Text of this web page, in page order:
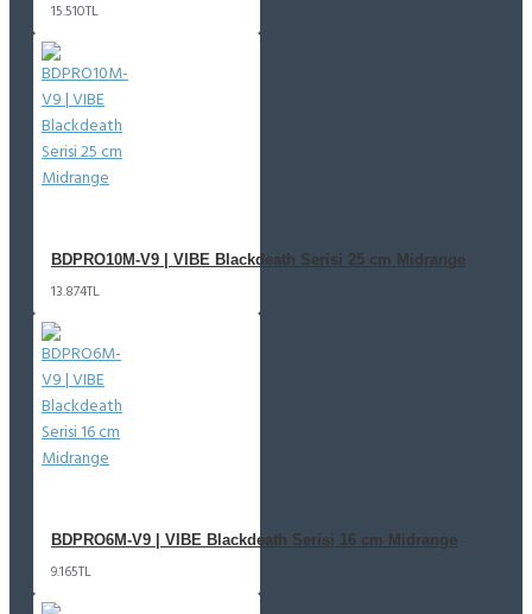
15.510TL
BDPRO10M-V9 | VIBE Blackdeath Serisi 25 cm Midrange
13.874TL
BDPRO6M-V9 | VIBE Blackdeath Serisi 16 cm Midrange
9.165TL